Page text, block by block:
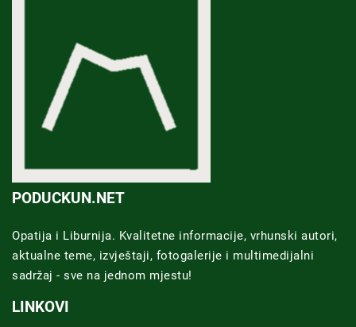
PODUCKUN.NET
Opatija i Liburnija. Kvalitetne informacije, vrhunski autori,
aktualne teme, izvještaji, fotogalerije i multimedijalni
sadržaj - sve na jednom mjestu!
LINKOVI